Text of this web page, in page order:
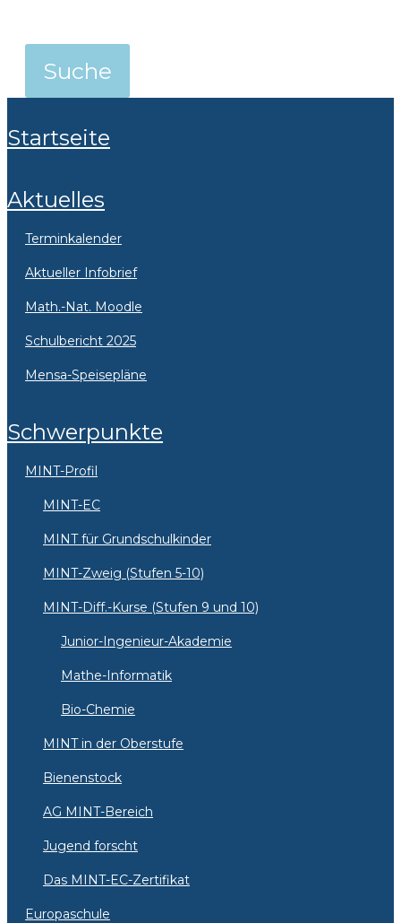
Startseite
Aktuelles
Terminkalender
Aktueller Infobrief
Math.-Nat. Moodle
Schulbericht 2025
Mensa-Speisepläne
Schwerpunkte
MINT-Profil
MINT-EC
MINT für Grundschulkinder
MINT-Zweig (Stufen 5-10)
MINT-Diff.-Kurse (Stufen 9 und 10)
Junior-Ingenieur-Akademie
Mathe-Informatik
Bio-Chemie
MINT in der Oberstufe
Bienenstock
AG MINT-Bereich
Jugend forscht
Das MINT-EC-Zertifikat
Europaschule